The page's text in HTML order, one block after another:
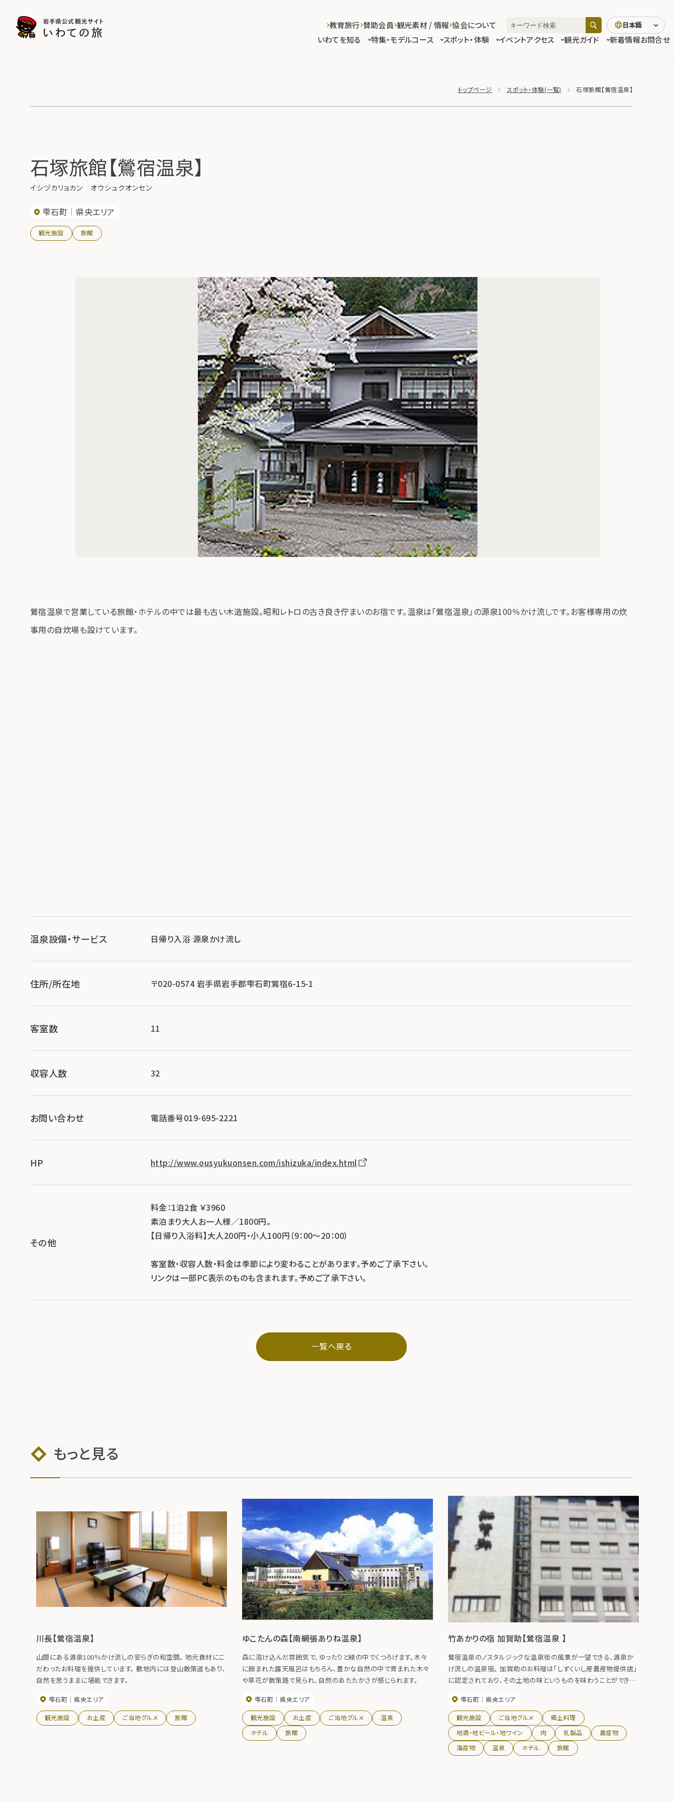
いわてを知る 特集・モデルコース スポット・体験 イベントアクセス 観光ガイド 新着情報お問合せ
教育旅行 賛助会員 観光素材 / 情報 協会について 日本語
トップページ スポット・体験(一覧) 石塚旅館【鶯宿温泉】
石塚旅館【鶯宿温泉】
イシヅカリョカン オウシュクオンセン
雫石町 県央エリア
観光施設 旅館
鶯宿温泉で営業している旅館・ホテルの中では最も古い木造施設。昭和レトロの古き良き佇まいのお宿です。温泉は「鶯宿温泉」の源泉100％かけ流しです。お客様専用の炊
事用の自炊場も設けています。
温泉設備・サービス 日帰り入浴 源泉かけ流し
住所/所在地 〒020-0574 岩手県岩手郡雫石町鴬宿6-15-1
客室数 11
収容人数 32
お問い合わせ 電話番号019-695-2221
HP http://www.ousyukuonsen.com/ishizuka/index.html
その他
料金：1泊2食 ￥3960
素泊まり大人お一人様／1800円。
【日帰り入浴料】大人200円・小人100円（9：00～20：00）
客室数・収容人数・料金は季節により変わることがあります。予めご了承下さい。
リンクは一部PC表示のものも含まれます。予めご了承下さい。
一覧へ戻る
もっと見る
川長【鶯宿温泉】
山間にある源泉100％かけ流しの安らぎの和空間。 地元食材にこ
だわったお料理を提供しています。 敷地内には登山散策道もあり、
自然を思うままに堪能できます。
雫石町 県央エリア
観光施設 お土産 ご当地グルメ 旅館
ゆこたんの森【南網張ありね温泉】
森に溶け込んだ雰囲気で、ゆったりと緑の中でくつろげます。木々
に囲まれた露天風呂はもちろん、豊かな自然の中で育まれた木々
や草花が散策路で見られ、自然のあたたかさが感じられます。
雫石町 県央エリア
観光施設 お土産 ご当地グルメ
温泉
ホテル
旅館
竹あかりの宿 加賀助【鶯宿温泉 】
鶯宿温泉のノスタルジックな温泉街の風景が一望できる、源泉か
け流しの温泉宿。 加賀助のお料理は「しずくいし産農産物提供店」
に認定されており、その土地の味というものを味わうことができま
とした時間をお過ごしいただけます。
雫石町 県央エリア
観光施設 ご当地グルメ
郷土料理
地酒・地ビール・地ワイン
肉 乳製品
農産物
海産物
温泉 ホテル 旅館